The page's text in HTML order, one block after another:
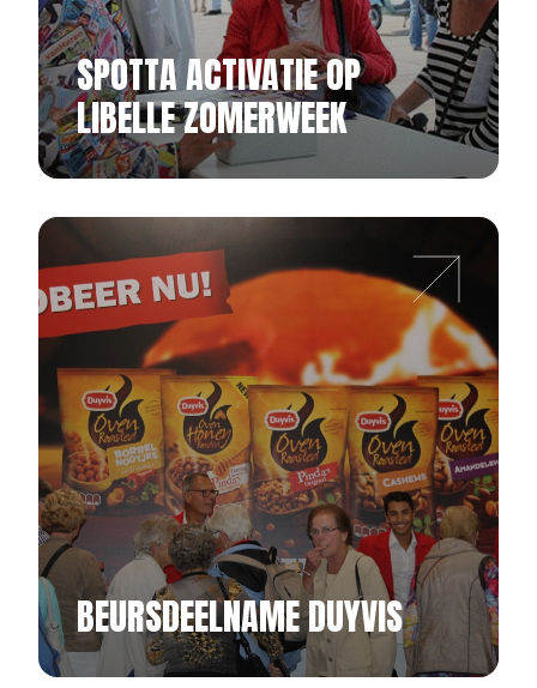
SPOTTA ACTIVATIE OP
LIBELLE ZOMERWEEK
BEURSDEELNAME DUYVIS